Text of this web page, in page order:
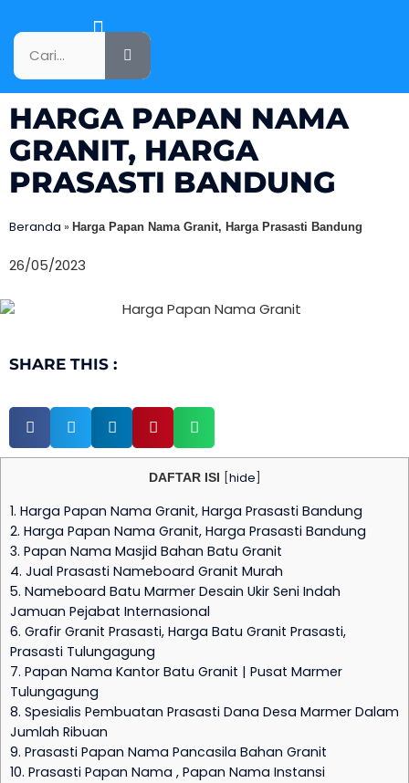
HARGA PAPAN NAMA
GRANIT, HARGA
PRASASTI BANDUNG
Beranda » Harga Papan Nama Granit, Harga Prasasti Bandung
26/05/2023
SHARE THIS :
DAFTAR ISI hide
1. Harga Papan Nama Granit, Harga Prasasti Bandung
2. Harga Papan Nama Granit, Harga Prasasti Bandung
3. Papan Nama Masjid Bahan Batu Granit
4. Jual Prasasti Nameboard Granit Murah
5. Nameboard Batu Marmer Desain Ukir Seni Indah
Jamuan Pejabat Internasional
6. Grafir Granit Prasasti, Harga Batu Granit Prasasti,
Prasasti Tulungagung
7. Papan Nama Kantor Batu Granit | Pusat Marmer
Tulungagung
8. Spesialis Pembuatan Prasasti Dana Desa Marmer Dalam
Jumlah Ribuan
9. Prasasti Papan Nama Pancasila Bahan Granit
10. Prasasti Papan Nama , Papan Nama Instansi